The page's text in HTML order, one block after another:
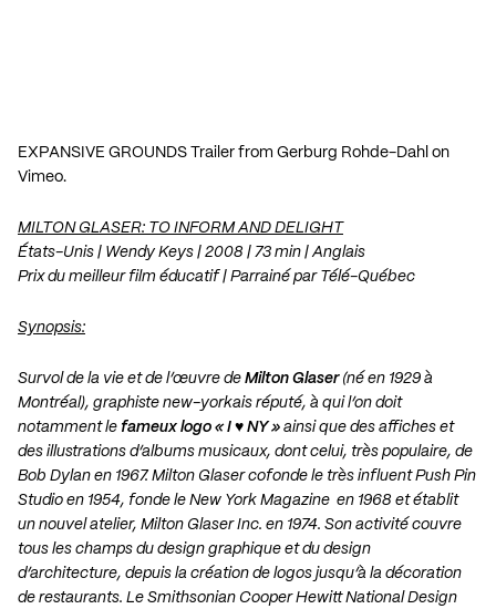
EXPANSIVE GROUNDS Trailer from Gerburg Rohde-Dahl on
Vimeo.
MILTON GLASER: TO INFORM AND DELIGHT
États-Unis | Wendy Keys | 2008 | 73 min | Anglais
Prix du meilleur film éducatif | Parrainé par Télé-Québec
Synopsis:
Survol de la vie et de l’œuvre de Milton Glaser (né en 1929 à
Montréal), graphiste new-yorkais réputé, à qui l’on doit
notamment le fameux logo « I ♥ NY » ainsi que des affiches et
des illustrations d’albums musicaux, dont celui, très populaire, de
Bob Dylan en 1967. Milton Glaser cofonde le très influent Push Pin
Studio en 1954, fonde le New York Magazine en 1968 et établit
un nouvel atelier, Milton Glaser Inc. en 1974. Son activité couvre
tous les champs du design graphique et du design
d’architecture, depuis la création de logos jusqu’à la décoration
de restaurants. Le Smithsonian Cooper Hewitt National Design